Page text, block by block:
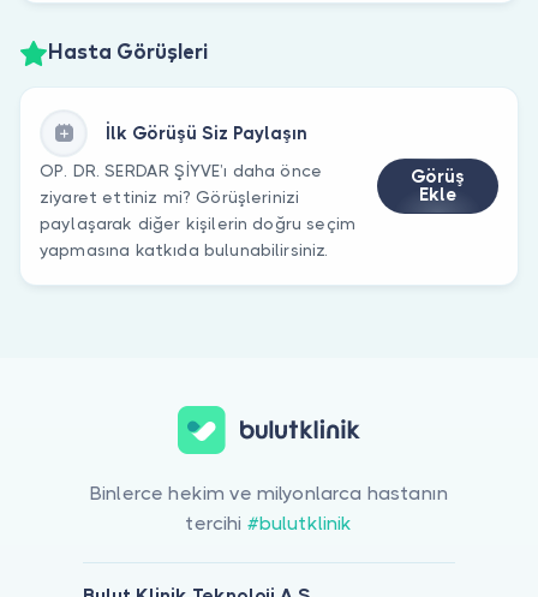
Hasta Görüşleri
İlk Görüşü Siz Paylaşın
OP. DR. SERDAR ŞİYVE’ı daha önce
ziyaret ettiniz mi? Görüşlerinizi
paylaşarak diğer kişilerin doğru seçim
yapmasına katkıda bulunabilirsiniz.
Görüş
Ekle
Binlerce hekim ve milyonlarca hastanın
tercihi #bulutklinik